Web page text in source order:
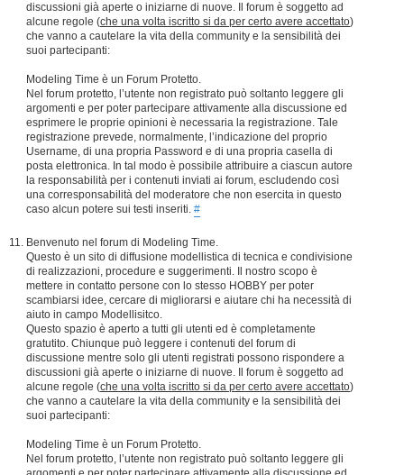
discussioni già aperte o iniziarne di nuove. Il forum è soggetto ad
alcune regole (che una volta iscritto si da per certo avere accettato)
che vanno a cautelare la vita della community e la sensibilità dei
suoi partecipanti:
Modeling Time è un Forum Protetto.
Nel forum protetto, l’utente non registrato può soltanto leggere gli
argomenti e per poter partecipare attivamente alla discussione ed
esprimere le proprie opinioni è necessaria la registrazione. Tale
registrazione prevede, normalmente, l’indicazione del proprio
Username, di una propria Password e di una propria casella di
posta elettronica. In tal modo è possibile attribuire a ciascun autore
la responsabilità per i contenuti inviati ai forum, escludendo così
una corresponsabilità del moderatore che non esercita in questo
caso alcun potere sui testi inseriti. #
Benvenuto nel forum di Modeling Time.
Questo è un sito di diffusione modellistica di tecnica e condivisione
di realizzazioni, procedure e suggerimenti. Il nostro scopo è
mettere in contatto persone con lo stesso HOBBY per poter
scambiarsi idee, cercare di migliorarsi e aiutare chi ha necessità di
aiuto in campo Modellisitco.
Questo spazio è aperto a tutti gli utenti ed è completamente
gratutito. Chiunque può leggere i contenuti del forum di
discussione mentre solo gli utenti registrati possono rispondere a
discussioni già aperte o iniziarne di nuove. Il forum è soggetto ad
alcune regole (che una volta iscritto si da per certo avere accettato)
che vanno a cautelare la vita della community e la sensibilità dei
suoi partecipanti:
Modeling Time è un Forum Protetto.
Nel forum protetto, l’utente non registrato può soltanto leggere gli